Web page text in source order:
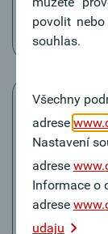
částečně
podepsané
V bodu
bankovní
„Oblíbené“
povolit
souhlas.
Všechny
adrese
Nastavení
adrese
Informace o
adrese
udaju